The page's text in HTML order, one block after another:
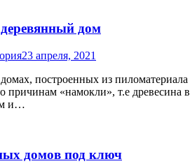
дом
23 апреля, 2021
построенных из
причинам «намокли», т.е
и…
домов под ключ